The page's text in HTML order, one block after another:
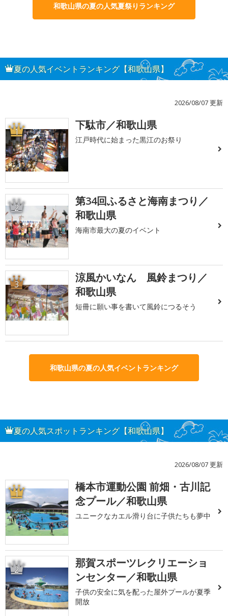
和歌山県の夏の人気夏祭りランキング
夏の人気イベントランキング【和歌山県】
2026/08/07 更新
1 下駄市／和歌山県
江戸時代に始まった黒江のお祭り
2
第34回ふるさと海南まつり／
和歌山県
海南市最大の夏のイベント
3
涼風かいなん 風鈴まつり／
和歌山県
短冊に願い事を書いて風鈴につるそう
和歌山県の夏の人気イベントランキング
夏の人気スポットランキング【和歌山県】
2026/08/07 更新
1
橋本市運動公園 前畑・古川記
念プール／和歌山県
ユニークなカエル滑り台に子供たちも夢中
2
那賀スポーツレクリエーショ
ンセンター／和歌山県
子供の安全に気を配った屋外プールが夏季
開放